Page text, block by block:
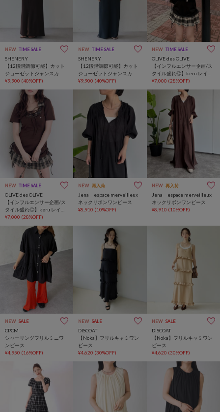
NEW TIME SALE
SHENERY
【12段階調節可能】カット
ジョーゼットジャンスカ
¥9,900 (40%OFF)
NEW TIME SALE
SHENERY
【12段階調節可能】カット
ジョーゼットジャンスカ
¥9,900 (40%OFF)
NEW TIME SALE
OLIVE des OLIVE
【インフルエンサー企画/ス
タイル盛れ◎】keru レイヤ
ード風着痩せミニワンピ
¥7,000 (28%OFF)
NEW TIME SALE
OLIVE des OLIVE
【インフルエンサー企画/ス
タイル盛れ◎】keru レイヤ
ード風着痩せミニワンピ
¥7,000 (28%OFF)
NEW 再入荷
Jena espace merveilleux
ネックリボンワンピース
¥8,910 (10%OFF)
NEW 再入荷
Jena espace merveilleux
ネックリボンワンピース
¥8,910 (10%OFF)
NEW SALE
CPCM
シャーリングフリルミニワ
ンピース
¥4,950 (16%OFF)
NEW SALE
DISCOAT
【Noka】フリルキャミワン
ピース
¥4,620 (30%OFF)
NEW SALE
DISCOAT
【Noka】フリルキャミワン
ピース
¥4,620 (30%OFF)